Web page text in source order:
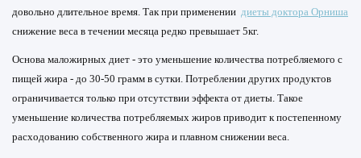
довольно длительное время. Так при применении диеты доктора Орниша
снижение веса в течении месяца редко превышает 5кг.
Основа маложирных диет - это уменьшение количества потребляемого с
пищей жира - до 30-50 грамм в сутки. Потреблении других продуктов
ограничивается только при отсутствии эффекта от диеты. Такое
уменьшение количества потребляемых жиров приводит к постепенному
расходованию собственного жира и плавном снижении веса.